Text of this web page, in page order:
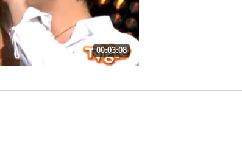
00:03:08